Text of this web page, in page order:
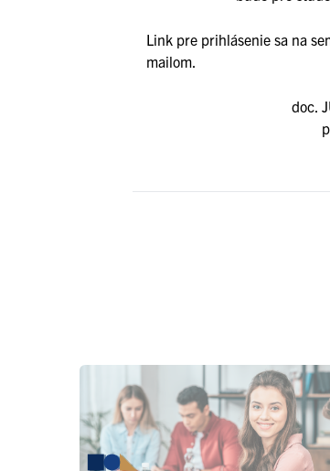
Link pre prihlásenie sa na
mailom.
doc.